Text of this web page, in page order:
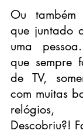
Ou também
que juntado
uma
que sempre
de TV,
com muitas
Descobriu?!